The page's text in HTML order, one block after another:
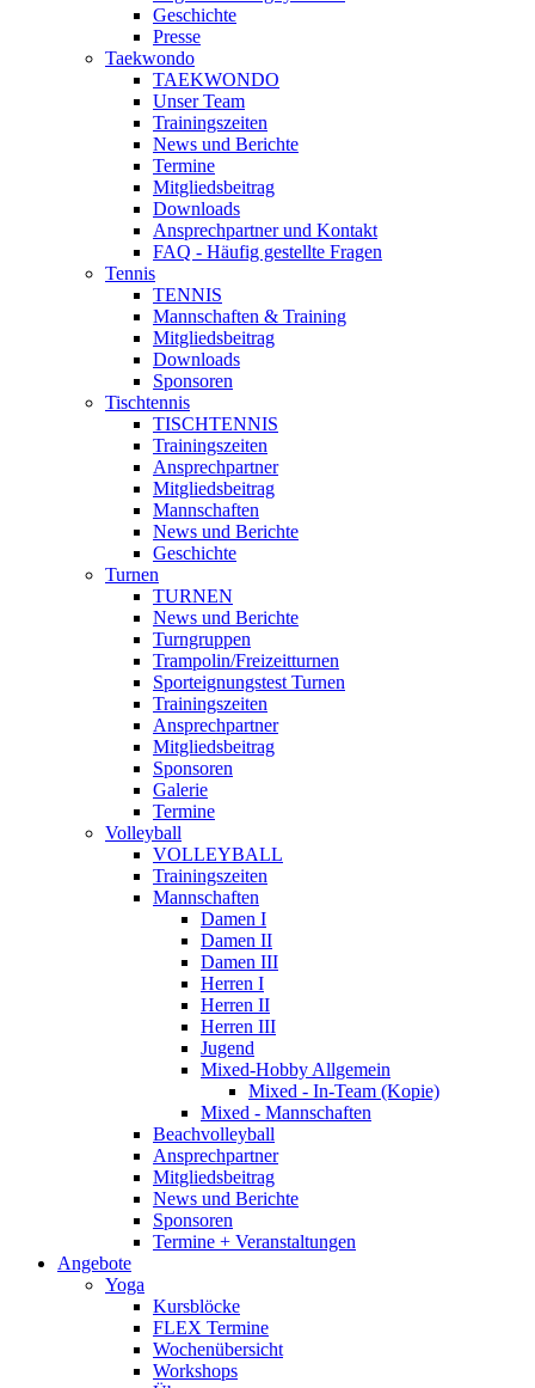
Geschichte
Presse
Taekwondo
TAEKWONDO
Unser Team
Trainingszeiten
News und Berichte
Termine
Mitgliedsbeitrag
Downloads
Ansprechpartner und Kontakt
FAQ - Häufig gestellte Fragen
Tennis
TENNIS
Mannschaften & Training
Mitgliedsbeitrag
Downloads
Sponsoren
Tischtennis
TISCHTENNIS
Trainingszeiten
Ansprechpartner
Mitgliedsbeitrag
Mannschaften
News und Berichte
Geschichte
Turnen
TURNEN
News und Berichte
Turngruppen
Trampolin/Freizeitturnen
Sporteignungstest Turnen
Trainingszeiten
Ansprechpartner
Mitgliedsbeitrag
Sponsoren
Galerie
Termine
Volleyball
VOLLEYBALL
Trainingszeiten
Mannschaften
Damen I
Damen II
Damen III
Herren I
Herren II
Herren III
Jugend
Mixed-Hobby Allgemein
Mixed - In-Team (Kopie)
Mixed - Mannschaften
Beachvolleyball
Ansprechpartner
Mitgliedsbeitrag
News und Berichte
Sponsoren
Termine + Veranstaltungen
Angebote
Yoga
Kursblöcke
FLEX Termine
Wochenübersicht
Workshops